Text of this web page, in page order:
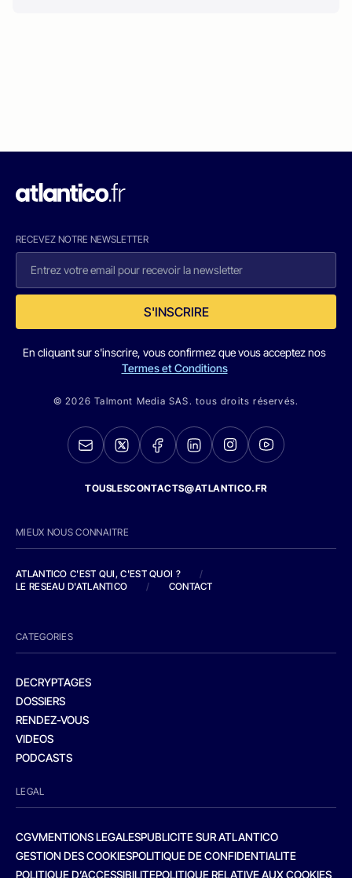
RECEVEZ NOTRE NEWSLETTER
S'INSCRIRE
En cliquant sur s'inscrire, vous confirmez que vous acceptez nos
Termes et Conditions
© 2026 Talmont Media SAS. tous droits réservés.
TOUSLESCONTACTS@ATLANTICO.FR
MIEUX NOUS CONNAITRE
ATLANTICO C'EST QUI, C'EST QUOI ?
/
LE RESEAU D'ATLANTICO
/ CONTACT
CATEGORIES
DECRYPTAGES
DOSSIERS
RENDEZ-VOUS
VIDEOS
PODCASTS
LEGAL
CGVMENTIONS LEGALESPUBLICITE SUR ATLANTICO
GESTION DES COOKIESPOLITIQUE DE CONFIDENTIALITE
POLITIQUE D’ACCESSIBILITEPOLITIQUE RELATIVE AUX COOKIES